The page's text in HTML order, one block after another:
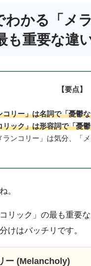
わかる「メ
も重要な違
【要点】
コリー」は名詞で「憂鬱
リック」は形容詞で「憂
ンコリー」は気分、「
。
リック」の最も重要
けはバッチリです。
ー (Melancholy)